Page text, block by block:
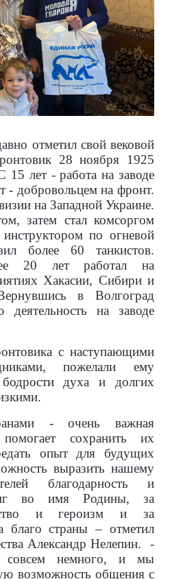
отметил свой вековой
28 ноября 1925
15 лет - работа на заводе
- добровольцем на фронт.
на Западной Украине.
затем стал комсоргом
по огневой
более 60 танкистов.
20 лет работал на
Хакасии, Сибири и
в Волгоград
деятельность на заводе
с наступающими
пожелали ему
духа и долгих
- очень важная
сохранить их
опыт для будущих
выразить нашему
благодарность и
во имя Родины, за
и героизм и за
благо страны – отметил
Александр Нелепин.
-
совсем немного, и мы
возможность общения с